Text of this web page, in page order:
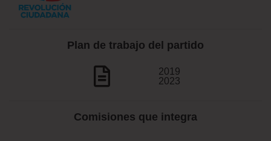
Plan de trabajo del partido
2019
2023
Comisiones que integra